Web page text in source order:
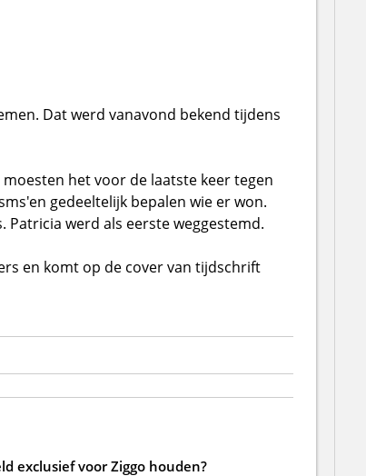
Dat werd vanavond bekend tijdens
het voor de laatste keer tegen
gedeeltelijk bepalen wie er won.
Patricia werd als eerste weggestemd.
en komt op de cover van tijdschrift
exclusief voor Ziggo houden?